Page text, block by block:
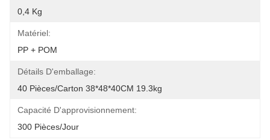
0,4 Kg
Matériel:
PP + POM
Détails D'emballage:
40 Pièces/carton 38*48*40CM 19.3kg
Capacité D'approvisionnement:
300 Pièces/jour